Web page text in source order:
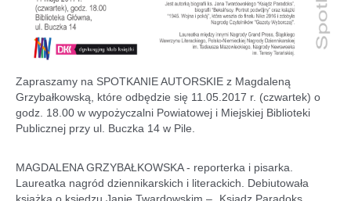
Zapraszamy na SPOTKANIE AUTORSKIE z Magdaleną
Grzybałkowską, które odbędzie się 11.05.2017 r. (czwartek) o
godz. 18.00 w wypożyczalni Powiatowej i Miejskiej Biblioteki
Publicznej przy ul. Buczka 14 w Pile.
MAGDALENA GRZYBAŁKOWSKA - reporterka i pisarka.
Laureatka nagród dziennikarskich i literackich. Debiutowała